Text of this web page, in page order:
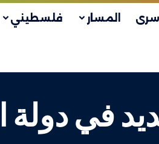
المسار فلسطيني
في دولة